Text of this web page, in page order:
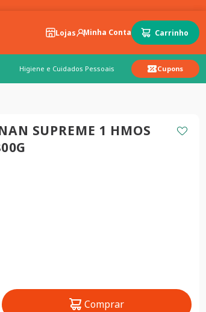
Lojas
Higiene e Cuidados Pessoais Cupons
SUPREME 1 HMOS
Comprar